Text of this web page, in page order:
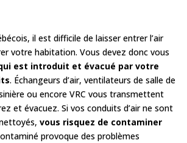
il est difficile de laisser entrer l’air
votre habitation. Vous devez donc vous
est introduit et évacué par votre
. Échangeurs d’air, ventilateurs de salle de
ou encore VRC vous transmettent
et évacuez. Si vos conduits d’air ne sont
vous risquez de contaminer
provoque des problèmes